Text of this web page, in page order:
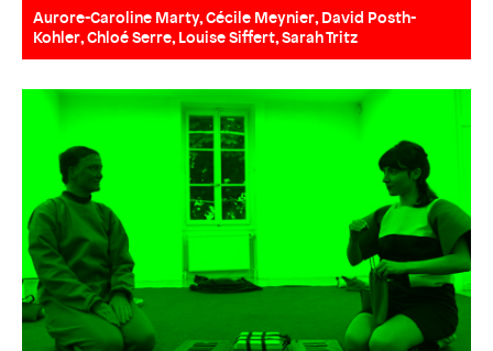
Aurore-Caroline Marty, Cécile Meynier, David Posth-
Kohler, Chloé Serre, Louise Siffert, Sarah Tritz